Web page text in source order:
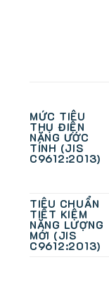
MỨC TIÊU
THỤ ĐIỆN
NĂNG ƯỚC
TÍNH (JIS
C9612:2013)
TIÊU CHUẨN
TIẾT KIỆM
NĂNG LƯỢNG
MỚI (JIS
C9612:2013)